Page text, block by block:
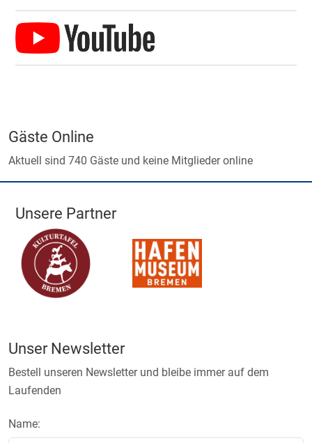
Gäste Online
Aktuell sind 740 Gäste und keine Mitglieder online
Unsere Partner
Unser Newsletter
Bestell unseren Newsletter und bleibe immer auf dem
Laufenden
Name: